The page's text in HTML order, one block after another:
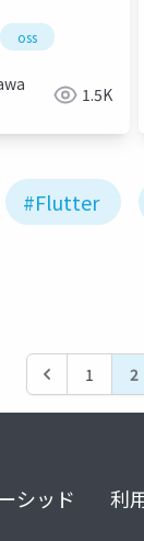
oss
1.5K
#Flutter
1 2
シッド 利